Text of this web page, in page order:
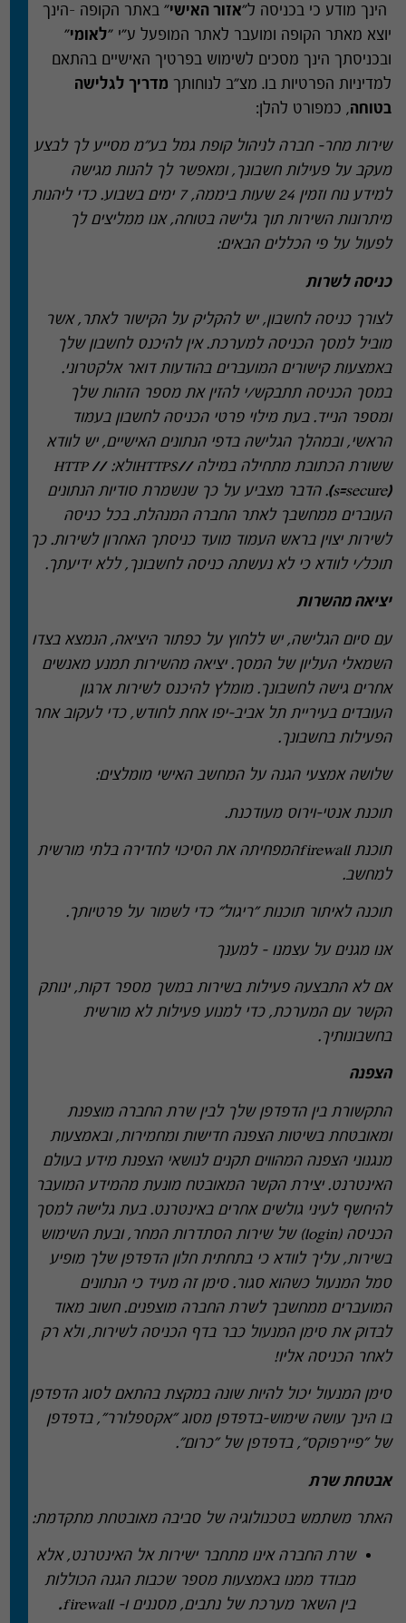
הינך מודע כי בכניסה ל"אזור האישי" באתר הקופה –הינך
יוצא מאתר הקופה ומועבר לאתר המופעל ע"י "לאומי"
ובכניסתך הינך מסכים לשימוש בפרטיך האישיים בהתאם
למדיניות הפרטיות בו. מצ"ב לנוחותך מדריך לגלישה
בטוחה, כמפורט להלן:
שירות מחר–חברה לניהול קופת גמל בע"מ מסייע לך לבצע
מעקב על פעילות חשבונך,ומאפשר לך להנות מגישה
למידע נוח וזמין 24 שעות ביממה, 7 ימים בשבוע.כדי ליהנות
מיתרונות השירות תוך גלישה בטוחה,אנו ממליצים לך
לפעול על פי הכללים הבאים:
כניסה לשרות
לצורך כניסה לחשבון,יש להקליק על הקישור לאתר,אשר
מוביל למסך הכניסה למערכת.אין להיכנס לחשבון שלך
באמצעות קישורים המועברים בהודעות דואר אלקטרוני.
במסך הכניסה תתבקש/י להזין את מספר הזהות שלך
ומספר הנייד.בעת מילוי פרטי הכניסה לחשבון בעמוד
הראשי,ובמהלך הגלישה בדפי הנתונים האישיים,יש לוודא
ששורת הכתובת מתחילה במילה//HTTPS ולא:
// HTTP
(s=secure)
.הדבר מצביע על כך שנשמרת סודיות הנתונים
העוברים ממחשבך לאתר החברה המנהלת.בכל כניסה
לשירות יצוין בראש העמוד מועד כניסתך האחרון לשירות.כך
תוכל/י לוודא כי לא נעשתה כניסה לחשבונך,ללא ידיעתך.
יציאה מהשרות
עם סיום הגלישה,יש ללחוץ על כפתור היציאה,הנמצא בצדו
השמאלי העליון של המסך.יציאה מהשירות תמנע מאנשים
אחרים גישה לחשבונך.מומלץ להיכנס לשירות ארגון
העובדים בעיריית תל אביב–יפו אחת לחודש,כדי לעקוב אחר
הפעילות בחשבונך.
שלושה אמצעי הגנה על המחשב האישי מומלצים:
תוכנת אנטי–וירוס מעודכנת.
תוכנתfirewallהמפחיתה את הסיכוי לחדירה בלתי מורשית
למחשב.
תוכנה לאיתור תוכנות"ריגול"כדי לשמור על פרטיותך.
אנו מגנים על עצמנו – למענך
אם לא התבצעה פעילות בשירות במשך מספר דקות,ינותק
הקשר עם המערכת,כדי למנוע פעילות לא מורשית
בחשבונותיך.
הצפנה
התקשורת בין הדפדפן שלך לבין שרת החברה מוצפנת
ומאובטחת בשיטות הצפנה חדישות ומחמירות,ובאמצעות
מנגנוני הצפנה המהווים תקנים לנושאי הצפנת מידע בעולם
האינטרנט.יצירת הקשר המאובטח מונעת מהמידע המועבר
להיחשף לעיני גולשים אחרים באינטרנט.בעת גלישה למסך
הכניסה(login) של שירות הסתדרות המחר,ובעת השימוש
בשירות,עליך לוודא כי בתחתית חלון הדפדפן שלך מופיע
סמל המנעול כשהוא סגור.סימן זה מעיד כי הנתונים
המועברים ממחשבך לשרת החברה מוצפנים.חשוב מאוד
לבדוק את סימן המנעול כבר בדף הכניסה לשירות,ולא רק
לאחר הכניסה אליו!
סימן המנעול יכול להיות שונה במקצת בהתאם לסוג הדפדפן
בו הינך עושה שימוש–בדפדפן מסוג"אקספלורר",בדפדפן
של"פיירפוקס",בדפדפן של"כרום".
אבטחת שרת
האתר משתמש בטכנולוגיה של סביבה מאובטחת מתקדמת:
שרת החברה אינו מתחבר ישירות אל האינטרנט,אלא
מבודד ממנו באמצעות מספר שכבות הגנה הכוללות
בין השאר מערכת של נתבים,מסננים ו–
firewall.